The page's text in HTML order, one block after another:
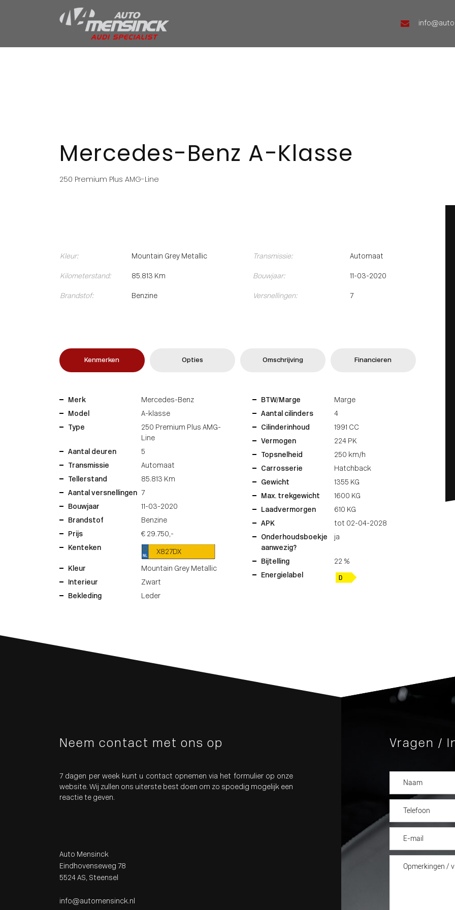
Verkocht
Mercedes-Benz A-Klasse
250 Premium Plus AMG-Line
Kleur: Mountain Grey Metallic
Kilometerstand: 85.813 Km
Brandstof: Benzine
Transmissie: Automaat
Bouwjaar: 11-03-2020
Versnellingen: 7
Kenmerken Opties Omschrijving Financieren
Merk
Mercedes-Benz
Model
A-klasse
Type
250 Premium Plus AMG-
Line
Aantal deuren
5
Transmissie
Automaat
Tellerstand
85.813 Km
Aantal versnellingen
7
Bouwjaar
11-03-2020
Brandstof
Benzine
Prijs
€ 29.750,-
Kenteken
X827DX
Kleur
Mountain Grey Metallic
Interieur
Zwart
Bekleding
Leder
BTW/Marge
Marge
Aantal cilinders
4
Cilinderinhoud
1991 CC
Vermogen
224 PK
Topsnelheid
250 km/h
Carrosserie
Hatchback
Gewicht
1355 KG
Max. trekgewicht
1600 KG
Laadvermorgen
610 KG
APK
tot 02-04-2028
Onderhoudsboekje
aanwezig?
ja
Bijtelling
22 %
Energielabel
Neem contact met ons op
7 dagen per week kunt u contact opnemen via het formulier op onze
website. Wij zullen ons uiterste best doen om zo spoedig mogelijk een
reactie te geven.
Auto Mensinck
Eindhovenseweg 78
5524 AS, Steensel
info@automensinck.nl
Vragen /